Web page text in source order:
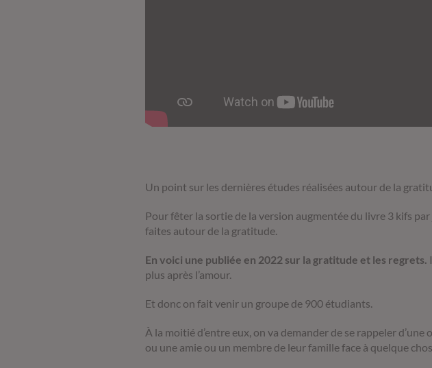
Un point sur les dernières études réalisées autour de la
Pour fêter la sortie de la version augmentée du livre 3 kifs
faites autour de la gratitude.
En voici une publiée en 2022 sur la gratitude et les regrets.
plus après l’amour.
Et donc on fait venir un groupe de 900 étudiants.
À la moitié d’entre eux, on va demander de se rappeler
ou une amie ou un membre de leur famille face à quelque